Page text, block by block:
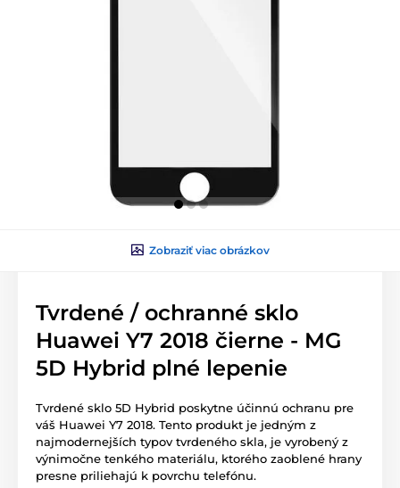
Zobraziť viac obrázkov
Tvrdené / ochranné sklo
Huawei Y7 2018 čierne - MG
5D Hybrid plné lepenie
Tvrdené sklo 5D Hybrid poskytne účinnú ochranu pre
váš Huawei Y7 2018. Tento produkt je jedným z
najmodernejších typov tvrdeného skla, je vyrobený z
výnimočne tenkého materiálu, ktorého zaoblené hrany
presne priliehajú k povrchu telefónu.